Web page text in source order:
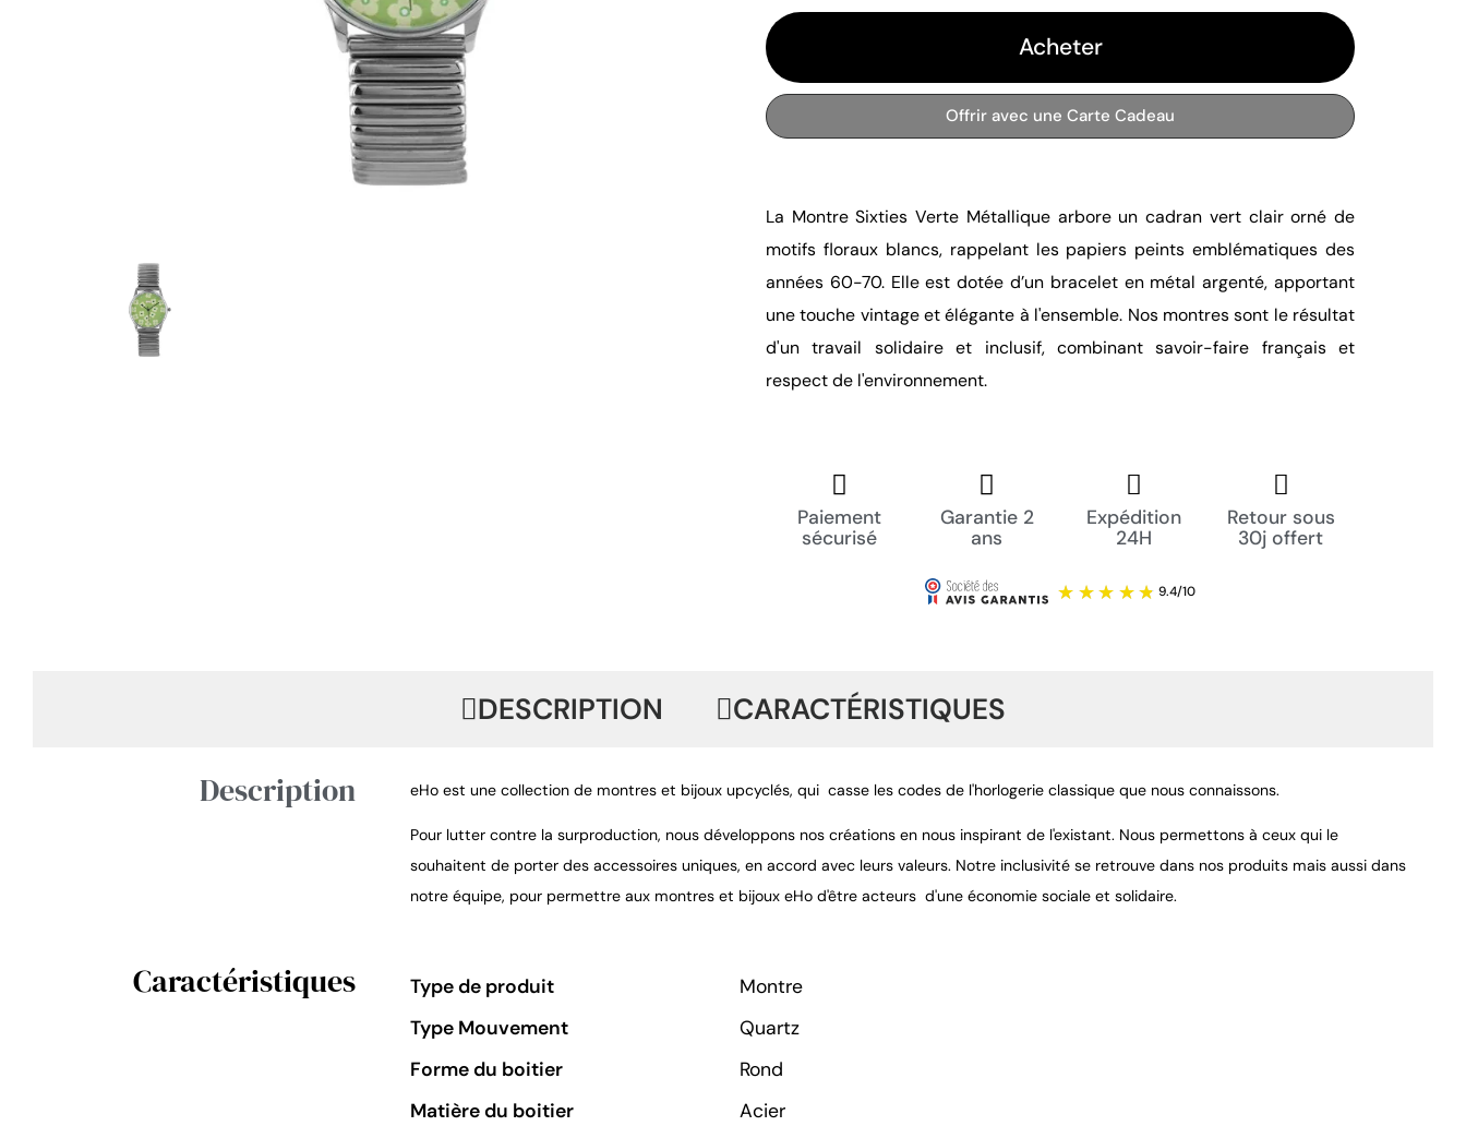
Acheter
Offrir avec une Carte Cadeau
La Montre Sixties Verte Métallique arbore un cadran vert clair orné de
motifs floraux blancs, rappelant les papiers peints emblématiques des
années 60-70. Elle est dotée d’un bracelet en métal argenté, apportant
une touche vintage et élégante à l'ensemble. Nos montres sont le résultat
d'un travail solidaire et inclusif, combinant savoir-faire français et
respect de l'environnement.
Paiement
sécurisé
Garantie 2
ans
Expédition
24H
Retour sous
30j offert
9.4/10
DESCRIPTION CARACTÉRISTIQUES
Description eHo est une collection de montres et bijoux upcyclés, qui casse les codes de l'horlogerie classique que nous connaissons.
Pour lutter contre la surproduction, nous développons nos créations en nous inspirant de l'existant. Nous permettons à ceux qui le
souhaitent de porter des accessoires uniques, en accord avec leurs valeurs. Notre inclusivité se retrouve dans nos produits mais aussi dans
notre équipe, pour permettre aux montres et bijoux eHo d'être acteurs d'une économie sociale et solidaire.
Caractéristiques Type de produit
Montre
Type Mouvement
Quartz
Forme du boitier
Rond
Matière du boitier
Acier